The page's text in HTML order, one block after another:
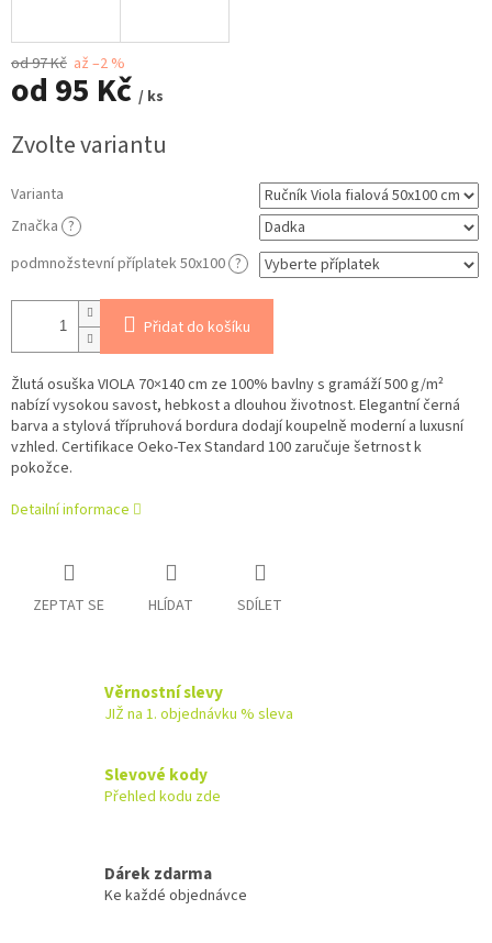
od 97 Kč až –2 %
od 95 Kč / ks
cena:
Zvolte variantu
Varianta
Značka ?
podmnožstevní příplatek 50x100 ?
Přidat do košíku
Žlutá osuška VIOLA 70×140 cm ze 100% bavlny s gramáží 500 g/m²
nabízí vysokou savost, hebkost a dlouhou životnost. Elegantní černá
barva a stylová třípruhová bordura dodají koupelně moderní a luxusní
vzhled. Certifikace Oeko-Tex Standard 100 zaručuje šetrnost k
pokožce.
Detailní informace
ZEPTAT SE HLÍDAT SDÍLET
Věrnostní slevy
JIŽ na 1. objednávku % sleva
Slevové kody
Přehled kodu zde
Dárek zdarma
Ke každé objednávce